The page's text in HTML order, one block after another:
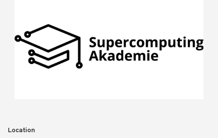
Location